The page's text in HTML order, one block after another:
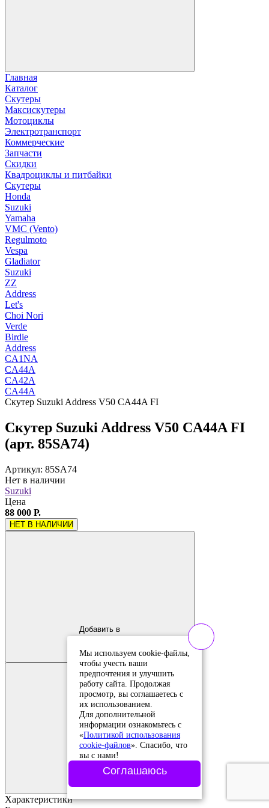
Главная
Каталог
Скутеры
Максискутеры
Мотоциклы
Электротранспорт
Коммерческие
Запчасти
Скидки
Квадроциклы и питбайки
Скутеры
Honda
Suzuki
Yamaha
VMC (Vento)
Regulmoto
Vespa
Gladiator
Suzuki
ZZ
Address
Let's
Choi Nori
Verde
Birdie
Address
CA1NA
CA44A
CA42A
CA44A
Скутер Suzuki Address V50 CA44A FI
Скутер Suzuki Address V50 CA44A FI
(арт. 85SA74)
Артикул: 85SA74
Нет в наличии
Suzuki
Цена
88 000 Р.
НЕТ В НАЛИЧИИ
Добавить в
сравнение
сравнение
Добавить в
избранное
избранное
Характеристики
Мы используем cookie-файлы,
чтобы учесть ваши
предпочтения и улучшить
работу сайта. Продолжая
просмотр, вы соглашаетесь с
их использованием.
Для дополнительной
информации ознакомьтесь с
«Политикой использования
cookie-файлов». Спасибо, что
вы с нами!
Соглашаюсь